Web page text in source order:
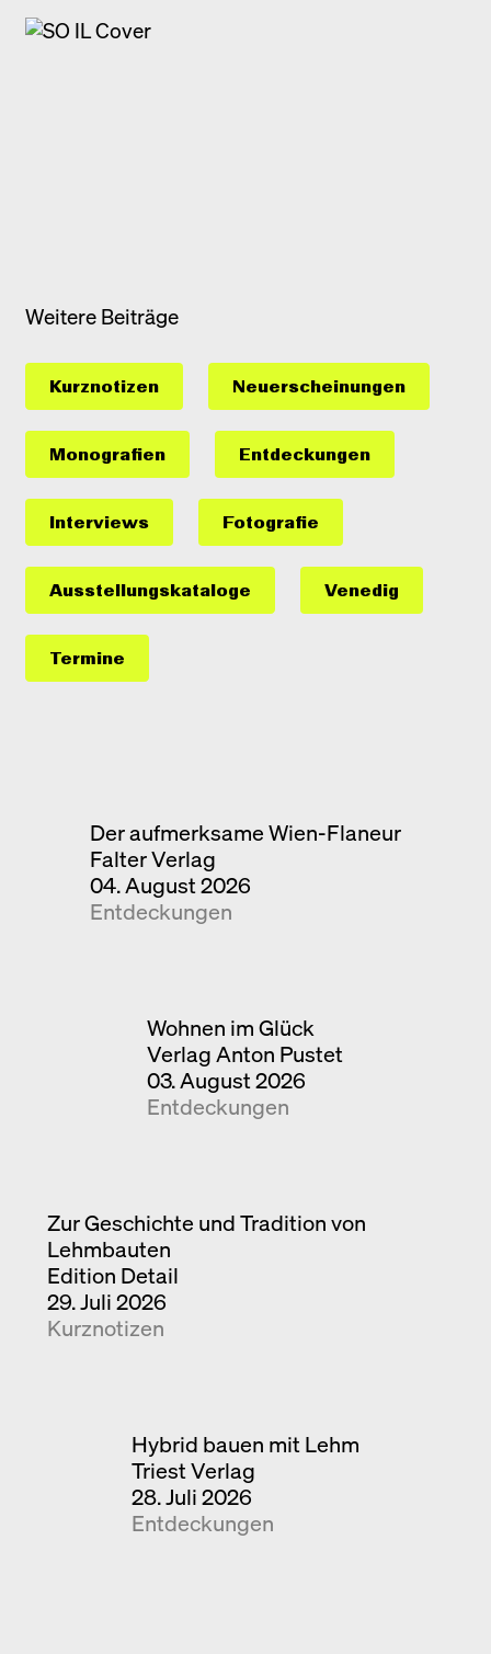
Weitere Beiträge
Kurznotizen Neuerscheinungen
Monografien Entdeckungen
Interviews Fotografie
Ausstellungs­kataloge Venedig
Termine
Der aufmerksame Wien-Flaneur
Falter Verlag
04. August 2026
Entdeckungen
Wohnen im Glück
Verlag Anton Pustet
03. August 2026
Entdeckungen
Zur Geschichte und Tradition von
Lehmbauten
Edition Detail
29. Juli 2026
Kurznotizen
Hybrid bauen mit Lehm
Triest Verlag
28. Juli 2026
Entdeckungen